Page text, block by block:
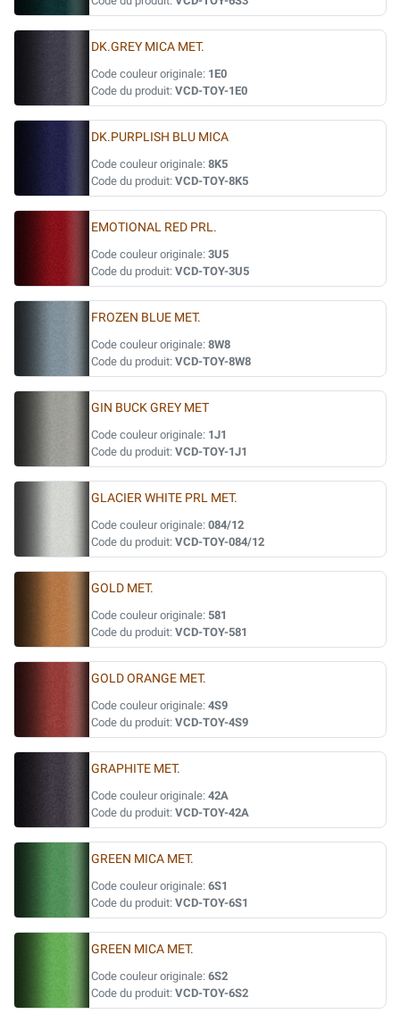
DK.GREY MICA MET.
Code couleur originale: 1E0
Code du produit: VCD-TOY-1E0
DK.PURPLISH BLU MICA
Code couleur originale: 8K5
Code du produit: VCD-TOY-8K5
EMOTIONAL RED PRL.
Code couleur originale: 3U5
Code du produit: VCD-TOY-3U5
FROZEN BLUE MET.
Code couleur originale: 8W8
Code du produit: VCD-TOY-8W8
GIN BUCK GREY MET
Code couleur originale: 1J1
Code du produit: VCD-TOY-1J1
GLACIER WHITE PRL MET.
Code couleur originale: 084/12
Code du produit: VCD-TOY-084/12
GOLD MET.
Code couleur originale: 581
Code du produit: VCD-TOY-581
GOLD ORANGE MET.
Code couleur originale: 4S9
Code du produit: VCD-TOY-4S9
GRAPHITE MET.
Code couleur originale: 42A
Code du produit: VCD-TOY-42A
GREEN MICA MET.
Code couleur originale: 6S1
Code du produit: VCD-TOY-6S1
GREEN MICA MET.
Code couleur originale: 6S2
Code du produit: VCD-TOY-6S2